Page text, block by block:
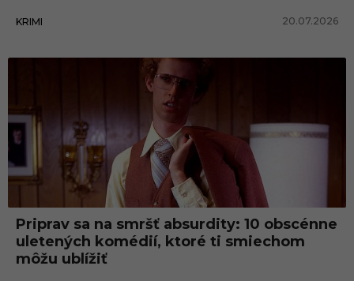
KRIMI 20.07.2026
Priprav sa na smršť absurdity: 10 obscénne
uletených komédií, ktoré ti smiechom
môžu ublížiť